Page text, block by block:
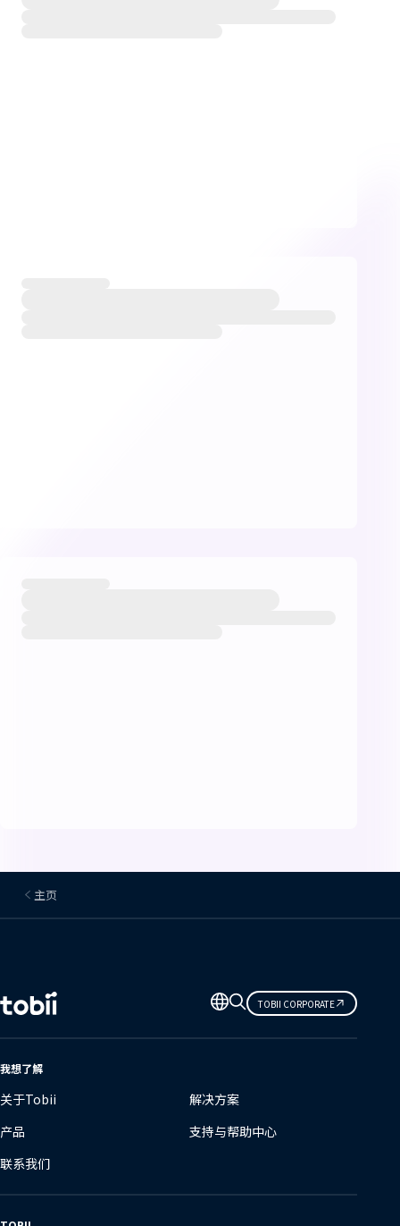
主页
更
改
语
TOBII CORPORATE
我想了解
关于Tobii
解决方案
产品
支持与帮助中心
联系我们